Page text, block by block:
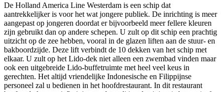
De Holland America Line Westerdam is een schip dat
aantrekkelijker is voor het wat jongere publiek. De inrichting is meer
aangepast op jongeren doordat er bijvoorbeeld meer fellere kleuren
zijn gebruikt dan op andere schepen. U zult op dit schip een prachtig
uitzicht op de zee hebben, vooral in de glazen liften aan de stuur- en
bakboordzijde. Deze lift verbindt de 10 dekken van het schip met
elkaar. U zult op het Lido-dek niet alleen een zwembad vinden maar
ook een uitgebreide Lido-buffetruimte met heel veel keus in
gerechten. Het altijd vriendelijke Indonesische en Filippijnse
personeel zal u bedienen in het hoofdrestaurant. In dit restaurant